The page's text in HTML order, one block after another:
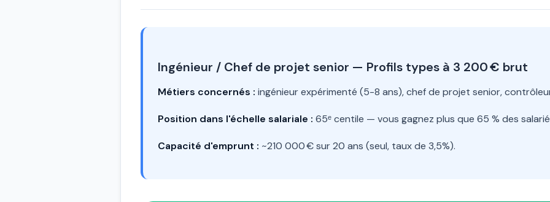
Ingénieur / Chef de projet senior — Profils types à 3 200 € brut
Métiers concernés : ingénieur expérimenté (5-8 ans), chef de projet senior,
Position dans l'échelle salariale : 65ᵉ centile — vous gagnez plus que 65 % des
Capacité d'emprunt : ~210 000 € sur 20 ans (seul, taux de 3,5%).